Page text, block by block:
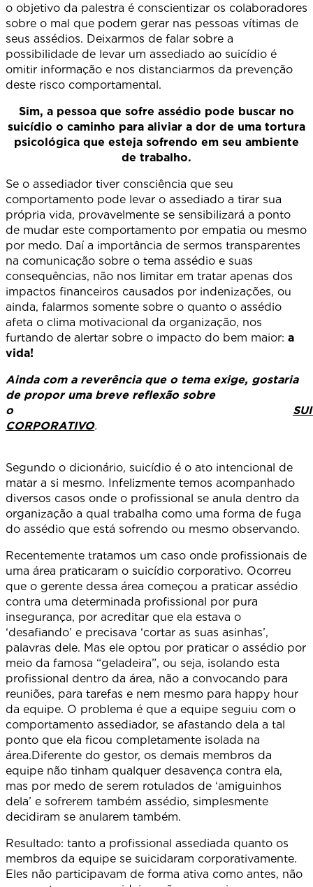
o objetivo da palestra é conscientizar os colaboradores
sobre o mal que podem gerar nas pessoas vítimas de
seus assédios. Deixarmos de falar sobre a
possibilidade de levar um assediado ao suicídio é
omitir informação e nos distanciarmos da prevenção
deste risco comportamental.
Sim, a pessoa que sofre assédio pode buscar no
suicídio o caminho para aliviar a dor de uma tortura
psicológica que esteja sofrendo em seu ambiente
de trabalho.
Se o assediador tiver consciência que seu
comportamento pode levar o assediado a tirar sua
própria vida, provavelmente se sensibilizará a ponto
de mudar este comportamento por empatia ou mesmo
por medo. Daí a importância de sermos transparentes
na comunicação sobre o tema assédio e suas
consequências, não nos limitar em tratar apenas dos
impactos financeiros causados por indenizações, ou
ainda, falarmos somente sobre o quanto o assédio
afeta o clima motivacional da organização, nos
furtando de alertar sobre o impacto do bem maior: a
vida!
Ainda com a reverência que o tema exige, gostaria
de propor uma breve reflexão sobre
o
CORPORATIVO.
Segundo o dicionário, suicídio é o ato intencional de
matar a si mesmo. Infelizmente temos acompanhado
diversos casos onde o profissional se anula dentro da
organização a qual trabalha como uma forma de fuga
do assédio que está sofrendo ou mesmo observando.
Recentemente tratamos um caso onde profissionais de
uma área praticaram o suicídio corporativo. Ocorreu
que o gerente dessa área começou a praticar assédio
contra uma determinada profissional por pura
insegurança, por acreditar que ela estava o
‘desafiando’ e precisava ‘cortar as suas asinhas’,
palavras dele. Mas ele optou por praticar o assédio por
meio da famosa “geladeira”, ou seja, isolando esta
profissional dentro da área, não a convocando para
reuniões, para tarefas e nem mesmo para happy hour
da equipe. O problema é que a equipe seguiu com o
comportamento assediador, se afastando dela a tal
ponto que ela ficou completamente isolada na
área.Diferente do gestor, os demais membros da
equipe não tinham qualquer desavença contra ela,
mas por medo de serem rotulados de ‘amiguinhos
dela’ e sofrerem também assédio, simplesmente
decidiram se anularem também.
Resultado: tanto a profissional assediada quanto os
membros da equipe se suicidaram corporativamente.
Eles não participavam de forma ativa como antes, não